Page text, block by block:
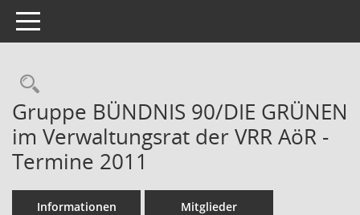
Toggle navigation
Rechercheauswahl
Gruppe BÜNDNIS 90/DIE GRÜNEN
im Verwaltungsrat der VRR AöR -
Termine 2011
Informationen Mitglieder